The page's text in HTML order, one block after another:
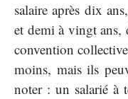
salaire après dix
et demi à vingt ans,
convention
moins, mais ils
noter : un salarié à